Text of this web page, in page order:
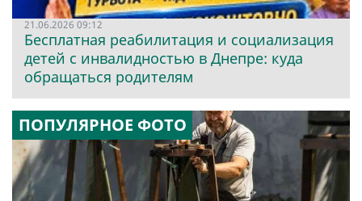
21.06.2026 09:12
Бесплатная реабилитация и социализация
детей с инвалидностью в Днепре: куда
обращаться родителям
ПОПУЛЯРНОЕ ФОТО